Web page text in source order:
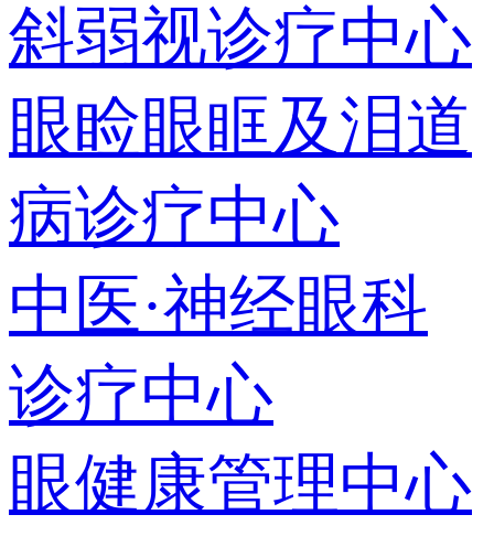
斜弱视诊疗中心
眼睑眼眶及泪道
病诊疗中心
中医·神经眼科
诊疗中心
眼健康管理中心